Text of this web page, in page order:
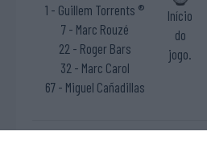
1 - Guillem Torrents ®
7 - Marc Rouzé
22 - Roger Bars
32 - Marc Carol
67 - Miguel Cañadillas
Início
do
jogo.